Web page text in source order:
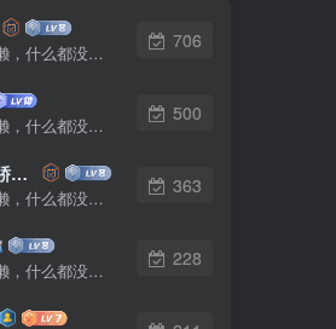
这家伙很懒，什么都没有写...
706
这家伙很懒，什么都没有写...
500
我996我骄傲了么
这家伙很懒，什么都没有写...
363
这家伙很懒，什么都没有写...
228